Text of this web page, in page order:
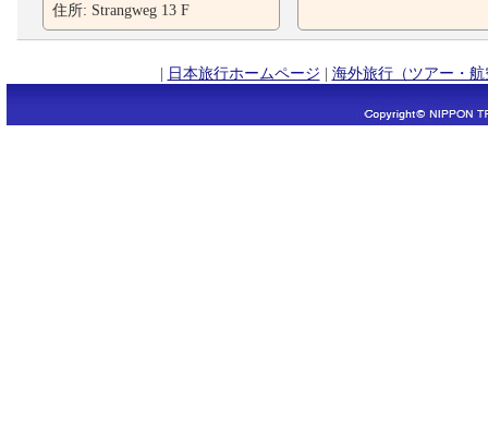
住所: Strangweg 13 F
| 日本旅行ホームページ | 海外旅行（ツアー・航